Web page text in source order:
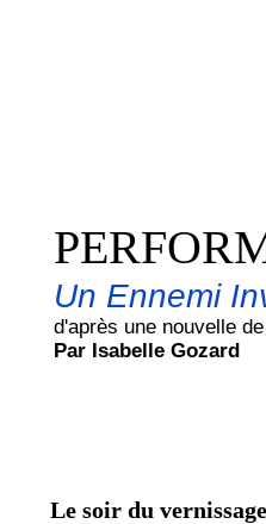
Le soir du
Un Ennemi
d'après une nouvelle
Par Isabelle Gozard